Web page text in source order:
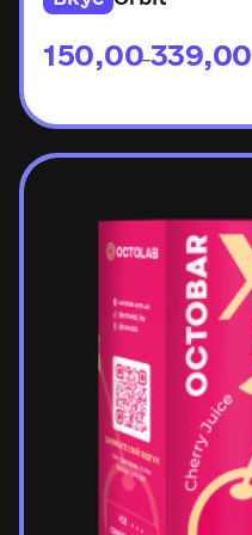
150,00
–339,00